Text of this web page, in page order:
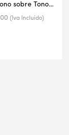
Shampoo Tono sobre Tono Beige Nacar – 90ML
(Iva Incluido)